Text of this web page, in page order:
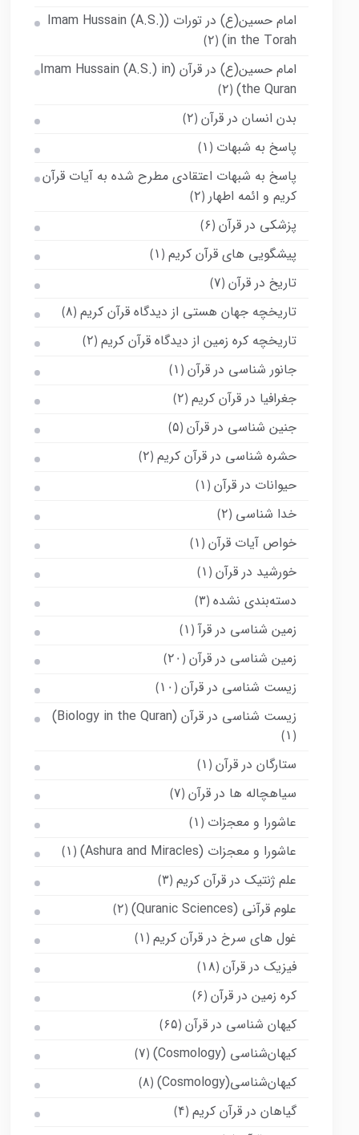
امام حسین(ع) در تورات (Imam Hussain (A.S.)
in the Torah)
(۲)
امام حسین(ع) در قرآن (Imam Hussain (A.S.) in
the Quran)
(۲)
بدن انسان در قرآن (۲)
پاسخ به شبهات (۱)
پاسخ به شبهات اعتقادی مطرح شده به آیات قرآن
کریم و ائمه اطهار (۲)
پزشکی در قرآن (۶)
پیشگویی های قرآن کریم (۱)
تاریخ در قرآن (۷)
تاریخچه جهان هستی از دیدگاه قرآن کریم (۸)
تاریخچه کره زمین از دیدگاه قرآن کریم (۲)
جانور شناسی در قرآن (۱)
جغرافیا در قرآن کریم (۲)
جنین شناسی در قرآن (۵)
حشره شناسی در قرآن کریم (۲)
حیوانات در قرآن (۱)
خدا شناسی (۲)
خواص آیات قرآن (۱)
خورشید در قرآن (۱)
دسته‌بندی نشده (۳)
زمین شناسی در قرآ (۱)
زمین شناسی در قرآن (۲۰)
زیست شناسی در قرآن (۱۰)
زیست شناسی در قرآن (Biology in the Quran)
(۱)
ستارگان در قرآن (۱)
سیاهچاله ها در قرآن (۷)
عاشورا و معجزات (۱)
عاشورا و معجزات (Ashura and Miracles) (۱)
علم ژنتیک در قرآن کریم (۳)
علوم قرآنی (Quranic Sciences) (۲)
غول های سرخ در قرآن کریم (۱)
فیزیک در قرآن (۱۸)
کره زمین در قرآن (۶)
کیهان شناسی در قرآن (۶۵)
کیهان‌شناسی (Cosmology) (۷)
کیهان‌شناسی(Cosmology) (۸)
گیاهان در قرآن کریم (۴)